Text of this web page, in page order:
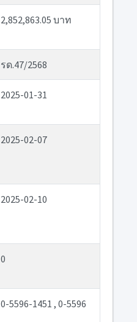
2,852,863.05 บาท
รด.47/2568
2025-01-31
2025-02-07
2025-02-10
0
0-5596-1451 , 0-5596